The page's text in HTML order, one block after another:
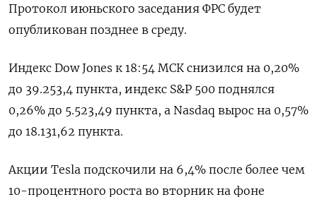
Протокол июньского заседания ФРС будет
опубликован позднее в среду.
Индекс Dow Jones к 18:54 МСК снизился на 0,20%
до 39.253,4 пункта, индекс S&P 500 поднялся
0,26% до 5.523,49​ пункта, а Nasdaq вырос на 0,57%
до 18.131,62 пункта.
Акции Tesla подскочили на 6,4% после более чем
10-процентного роста во вторник на фоне